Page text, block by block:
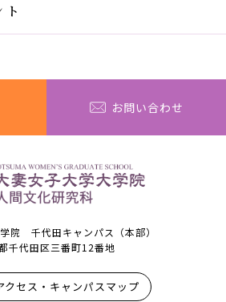
お問い合わせ
院 千代田キャンパス（本部）
千代田区三番町12番地
クセス・キャンパスマップ